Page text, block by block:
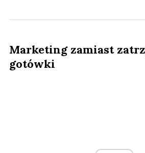
Marketing zamiast
gotówki